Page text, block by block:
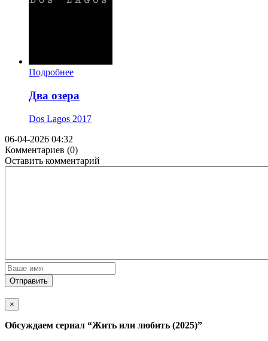
Подробнее
Два озера
Dos Lagos 2017
06-04-2026 04:32
Комментариев (0)
Оставить комментарий
Отправить
×
Обсуждаем cериал “Жить или любить (2025)”